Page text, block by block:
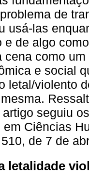
de
usá-las
de algo
cena como
e social
letal/violento
seguiu
Ciências
de 7 de
letalidade